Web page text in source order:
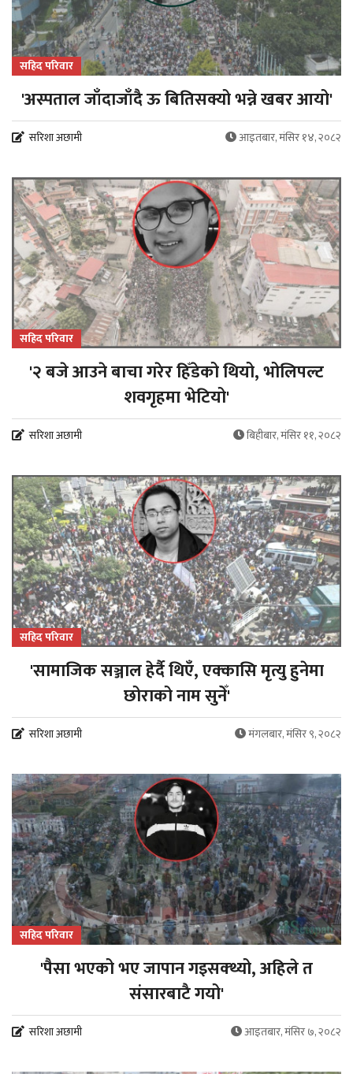
सहिद परिवार
'अस्पताल जाँदाजाँदै ऊ बितिसक्यो भन्ने खबर आयो'
सरिशा अछामी आइतबार, मंसिर १४, २०८२
सहिद परिवार
'२ बजे आउने बाचा गरेर हिँडेको थियो, भोलिपल्ट
शवगृहमा भेटियो'
सरिशा अछामी बिहीबार, मंसिर ११, २०८२
सहिद परिवार
'सामाजिक सञ्जाल हेर्दै थिएँ, एक्कासि मृत्यु हुनेमा
छोराको नाम सुनेँ'
सरिशा अछामी मंगलबार, मंसिर ९, २०८२
सहिद परिवार
'पैसा भएको भए जापान गइसक्थ्यो, अहिले त
संसारबाटै गयो'
सरिशा अछामी आइतबार, मंसिर ७, २०८२